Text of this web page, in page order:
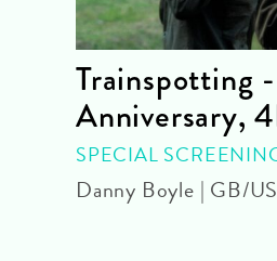
Trainspotting
Anniversary,
SPECIAL
Danny Boyle | GB/